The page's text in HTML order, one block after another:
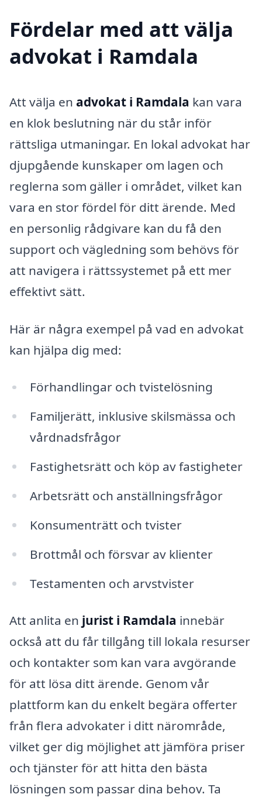
Fördelar med att välja
advokat i Ramdala
Att välja en advokat i Ramdala kan vara
en klok beslutning när du står inför
rättsliga utmaningar. En lokal advokat har
djupgående kunskaper om lagen och
reglerna som gäller i området, vilket kan
vara en stor fördel för ditt ärende. Med
en personlig rådgivare kan du få den
support och vägledning som behövs för
att navigera i rättssystemet på ett mer
effektivt sätt.
Här är några exempel på vad en advokat
kan hjälpa dig med:
Förhandlingar och tvistelösning
Familjerätt, inklusive skilsmässa och
vårdnadsfrågor
Fastighetsrätt och köp av fastigheter
Arbetsrätt och anställningsfrågor
Konsumenträtt och tvister
Brottmål och försvar av klienter
Testamenten och arvstvister
Att anlita en jurist i Ramdala innebär
också att du får tillgång till lokala resurser
och kontakter som kan vara avgörande
för att lösa ditt ärende. Genom vår
plattform kan du enkelt begära offerter
från flera advokater i ditt närområde,
vilket ger dig möjlighet att jämföra priser
och tjänster för att hitta den bästa
lösningen som passar dina behov. Ta